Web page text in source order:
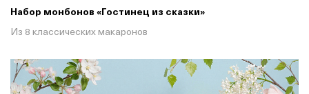
Набор монбонов «Гостинец из сказки»
Из 8 классических макаронов